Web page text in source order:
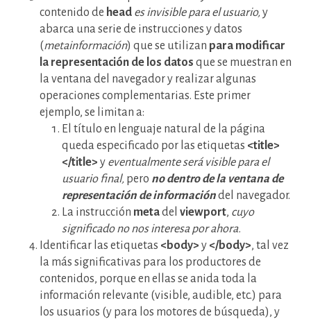
contenido de head es invisible para el usuario, y
abarca una serie de instrucciones y datos
(metainformación) que se utilizan para modificar
la representación de los datos que se muestran en
la ventana del navegador y realizar algunas
operaciones complementarias. Este primer
ejemplo, se limitan a:
El título en lenguaje natural de la página
queda especificado por las etiquetas <title>
</title> y eventualmente será visible para el
usuario final, pero no dentro de la ventana de
representación de informacióndel navegador.
La instrucción metadelviewport, cuyo
significado no nos interesa por ahora.
Identificar las etiquetas <body> y </body>, tal vez
la más significativas para los productores de
contenidos, porque en ellas se anida toda la
información relevante (visible, audible, etc.) para
los usuarios (y para los motores de búsqueda), y